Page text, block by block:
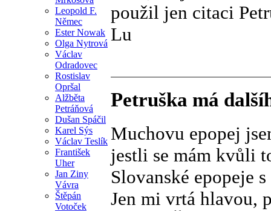
Leopold F.
Němec
Ester Nowak
Olga Nytrová
Václav
Odradovec
Rostislav
Opršal
Alžběta
Petráňová
Dušan Spáčil
Karel Sýs
Václav Teslík
František
Uher
Jan Ziny
Vávra
Štěpán
Votoček
použil jen citaci
Lu
Petruška má
Muchovu epopej
jestli se mám kvůli
Slovanské epopeje
Jen mi vrtá hlavou,